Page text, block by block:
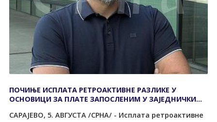
ПОЧИЊЕ ИСПЛАТА РЕТРОАКТИВНЕ РАЗЛИКЕ У
ОСНОВИЦИ ЗА ПЛАТЕ ЗАПОСЛЕНИМ У ЗАЈЕДНИЧКИМ
САРАЈЕВО, 5. АВГУСТА /СРНА/ - Исплата ретроактивне